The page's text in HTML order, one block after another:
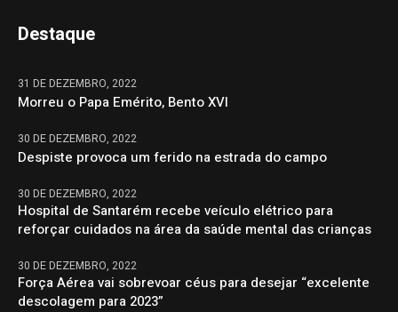
Destaque
31 DE DEZEMBRO, 2022
Morreu o Papa Emérito, Bento XVI
30 DE DEZEMBRO, 2022
Despiste provoca um ferido na estrada do campo
30 DE DEZEMBRO, 2022
Hospital de Santarém recebe veículo elétrico para
reforçar cuidados na área da saúde mental das crianças
30 DE DEZEMBRO, 2022
Força Aérea vai sobrevoar céus para desejar “excelente
descolagem para 2023”